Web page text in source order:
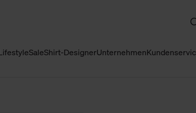
SaleShirt-DesignerUnternehmen